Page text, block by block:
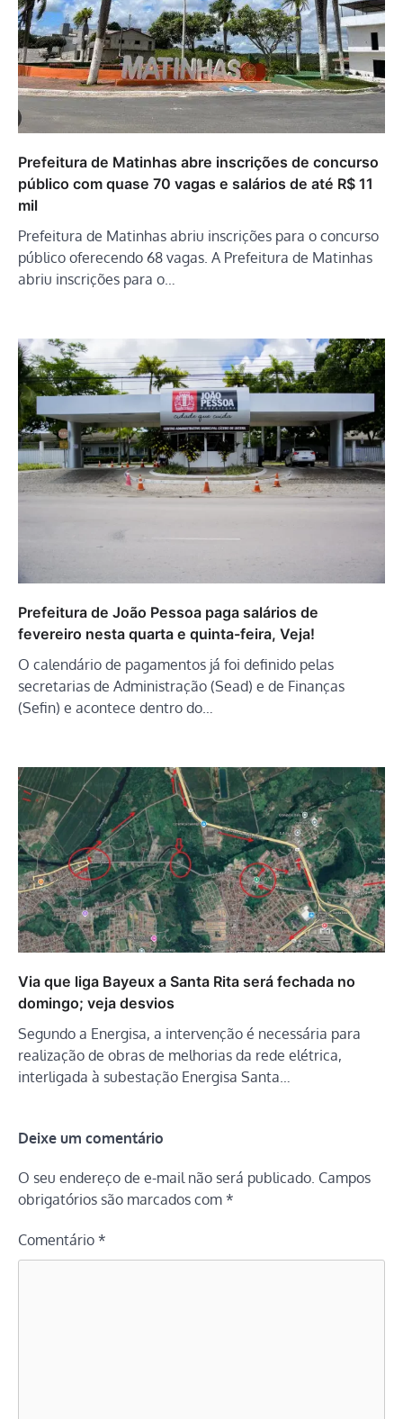
Prefeitura de Matinhas abre inscrições de concurso
público com quase 70 vagas e salários de até R$ 11
mil
Prefeitura de Matinhas abriu inscrições para o concurso
público oferecendo 68 vagas. A Prefeitura de Matinhas
abriu inscrições para o…
Prefeitura de João Pessoa paga salários de
fevereiro nesta quarta e quinta-feira, Veja!
O calendário de pagamentos já foi definido pelas
secretarias de Administração (Sead) e de Finanças
(Sefin) e acontece dentro do…
Via que liga Bayeux a Santa Rita será fechada no
domingo; veja desvios
Segundo a Energisa, a intervenção é necessária para
realização de obras de melhorias da rede elétrica,
interligada à subestação Energisa Santa…
Deixe um comentário
O seu endereço de e-mail não será publicado. Campos
obrigatórios são marcados com *
Comentário *